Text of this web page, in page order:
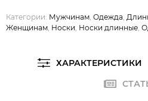
Категории: Мужчинам, Одежда,
Женщинам, Носки, Носки длинные,
ХАРАКТЕРИСТИКИ